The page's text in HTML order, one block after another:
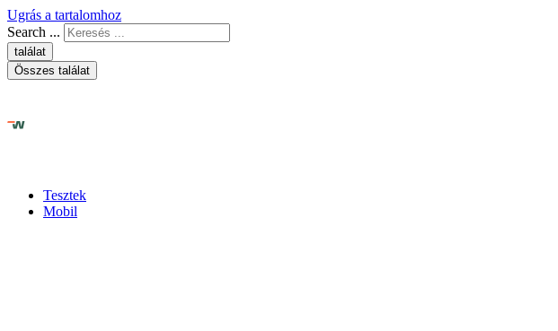
Ugrás a tartalomhoz
Search ...
találat
Összes találat
Tesztek
Mobil